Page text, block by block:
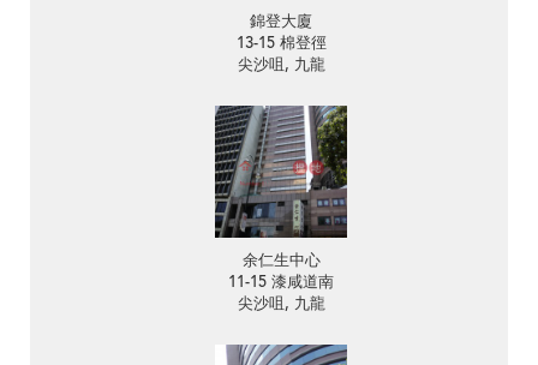
錦登大廈
13-15 棉登徑
尖沙咀, 九龍
余仁生中心
11-15 漆咸道南
尖沙咀, 九龍